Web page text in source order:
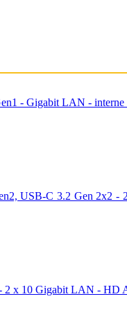
- Gigabit LAN -
USB-C 3.2 Gen 2x2 -
2 x 10 Gigabit LAN - HD